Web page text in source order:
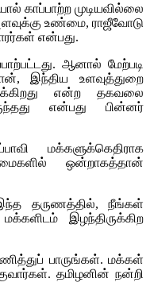
காப்பாற்ற முடியவில்லை
உண்மை, ராஜீவோடு
என்பது.
ஆனால் மேற்படி
இந்திய உளவுத்துறை
என்ற தகவலை
என்பது பின்னர்
மக்களுக்கெதிராக
ஒன்றாகத்தான்
தருணத்தில், நீங்கள்
இழந்திருக்கிற
பாருங்கள். மக்கள்
தமிழனின் நன்றி